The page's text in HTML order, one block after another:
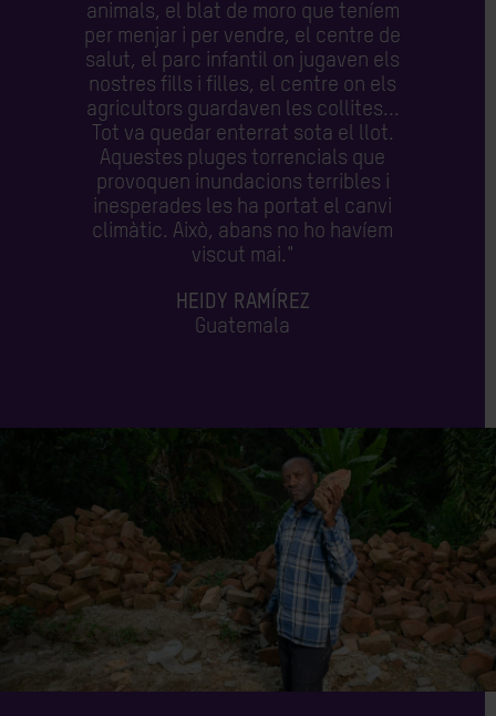
animals, el blat de moro que teníem
per menjar i per vendre, el centre de
salut, el parc infantil on jugaven els
nostres fills i filles, el centre on els
agricultors guardaven les collites...
Tot va quedar enterrat sota el llot.
Aquestes pluges torrencials que
provoquen inundacions terribles i
inesperades les ha portat el canvi
climàtic. Això, abans no ho havíem
viscut mai."
HEIDY RAMÍREZ
Guatemala